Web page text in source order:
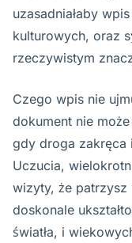
uzasadniałaby
kulturowych, oraz
rzeczywistym
Czego wpis nie
dokument nie
gdy droga zakręca
Uczucia,
wizyty, że patrzysz
doskonale
światła, i